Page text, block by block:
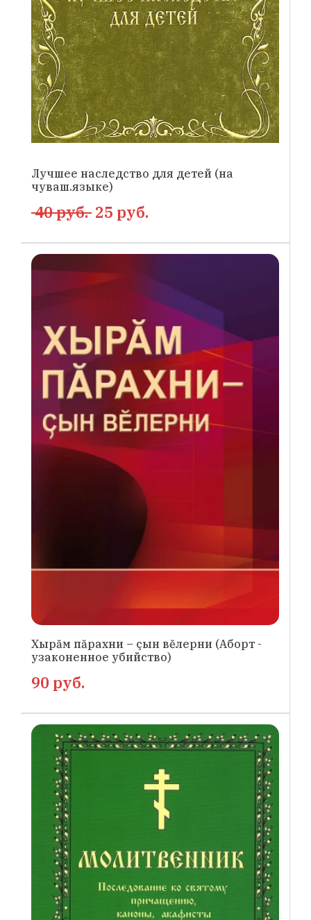
Лучшее наследство для детей (на
чуваш.языке)
40 руб. 25 руб.
Хырăм пăрахни – çын вĕлерни (Аборт -
узаконенное убийство)
90 руб.